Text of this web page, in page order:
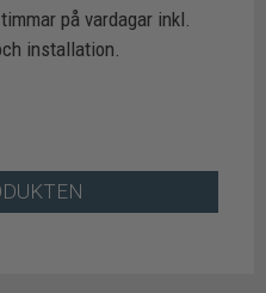
på vardagar inkl.
installation.